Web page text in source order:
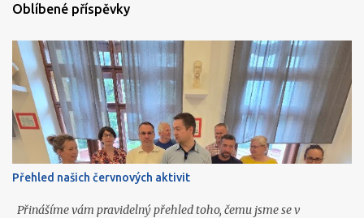
Oblíbené příspěvky
Přehled našich červnových aktivit
Přinášíme vám pravidelný přehled toho, čemu jsme se v